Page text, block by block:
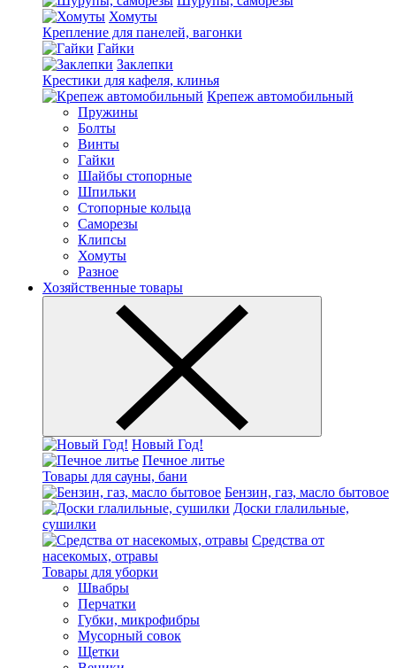
Хомуты
Крепление для панелей, вагонки
Гайки
Заклепки
Крестики для кафеля, клинья
Крепеж автомобильный
Пружины
Болты
Винты
Гайки
Шайбы стопорные
Шпильки
Стопорные кольца
Саморезы
Клипсы
Хомуты
Разное
Хозяйственные товары
Новый Год!
Печное литье
Товары для сауны, бани
Бензин, газ, масло бытовое
Доски глалильные,
сушилки
Средства от
насекомых, отравы
Товары для уборки
Швабры
Перчатки
Губки, микрофибры
Мусорный совок
Щетки